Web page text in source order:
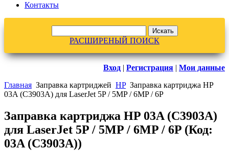
Контакты
РАСШИРЕНЫЙ ПОИСК
Вход | Регистрация | Мои данные
Главная Заправка картриджей HP Заправка картриджа HP
03A (C3903A) для LaserJet 5P / 5MP / 6MP / 6P
Заправка картриджа HP 03A (C3903A)
для LaserJet 5P / 5MP / 6MP / 6P (Код:
03A (C3903A))